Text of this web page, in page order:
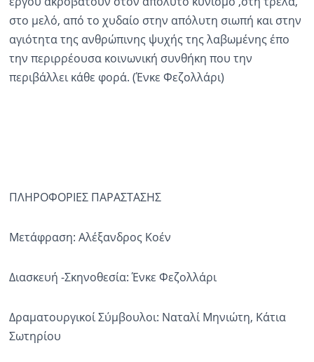
στο μελό, από το χυδαίο στην απόλυτη σιωπή και στην
αγιότητα της ανθρώπινης ψυχής της λαβωμένης έπο
την περιρρέουσα κοινωνική συνθήκη που την
περιβάλλει κάθε φορά. (Ένκε Φεζολλάρι)
ΠΛΗΡΟΦΟΡΙΕΣ ΠΑΡΑΣΤΑΣΗΣ
Μετάφραση: Αλέξανδρος Κοέν
Διασκευή -Σκηνοθεσία: Ένκε Φεζολλάρι
Δραματουργικοί Σύμβουλοι: Ναταλί Μηνιώτη, Κάτια
Σωτηρίου